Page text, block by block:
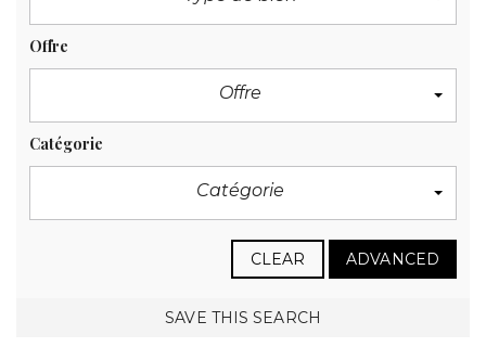
Offre
Offre
Catégorie
Catégorie
CLEAR ADVANCED
SAVE THIS SEARCH